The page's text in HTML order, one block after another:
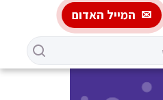
המייל האדום